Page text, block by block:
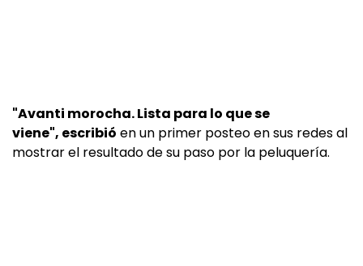
"Avanti morocha. Lista para lo que se
viene", escribió en un primer posteo en sus redes al
mostrar el resultado de su paso por la peluquería.